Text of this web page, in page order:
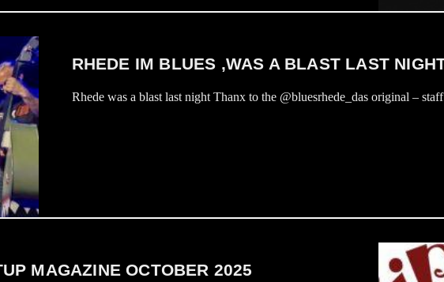
RHEDE IM BLUES ,WAS A BLAST LAST
Rhede was a blast last night Thanx to the @bluesrhede_das original – staff
MAGAZINE OCTOBER 2025